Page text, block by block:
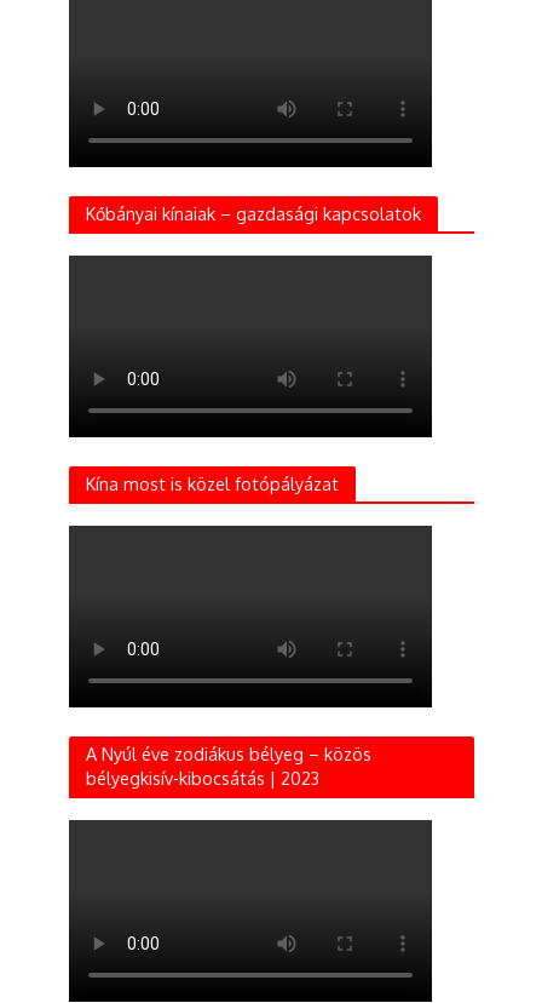
Kőbányai kínaiak – gazdasági kapcsolatok
Kína most is közel fotópályázat
A Nyúl éve zodiákus bélyeg – közös
bélyegkisív-kibocsátás | 2023